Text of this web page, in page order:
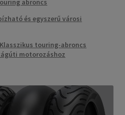
abroncs
és egyszerű városi
touring-abroncs
motorozáshoz